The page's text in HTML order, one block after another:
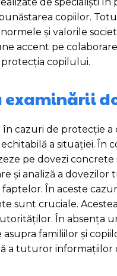
copiilor.
și valorile
accent pe
copilului.
cazuri de protecție
a situației.
pe dovezi
și analiză a dovezilor
În aceste
sunt cruciale.
În absența
familiilor și
a tuturor